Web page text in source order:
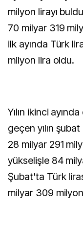
milyon lirayı
70 milyar 319
ilk ayında Türk
milyon lira oldu.
Yılın ikinci
geçen yılın
28 milyar 291
yükselişle 84
Şubat'ta Türk
milyar 309 milyon